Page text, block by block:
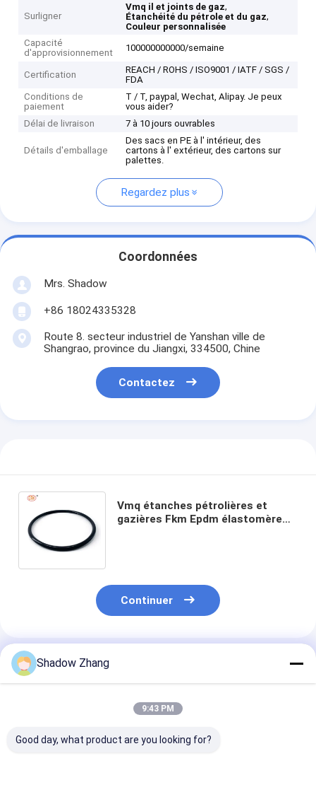
Surligner
Vmq il et joints de gaz,
Étanchéité du pétrole et du gaz,
Couleur personnalisée
Capacité
d'approvisionnement
100000000000/semaine
Certification
REACH / ROHS / ISO9001 / IATF / SGS /
FDA
Conditions de
paiement
T / T, paypal, Wechat, Alipay. Je peux
vous aider?
Délai de livraison
7 à 10 jours ouvrables
Détails d'emballage
Des sacs en PE à l' intérieur, des
cartons à l' extérieur, des cartons sur
palettes.
Regardez plus
Coordonnées
Mrs. Shadow
+86 18024335328
Route 8. secteur industriel de Yanshan ville de
Shangrao, province du Jiangxi, 334500, Chine
Contactez
Vmq étanches pétrolières et
gazières Fkm Epdm élastomère
Continuer
Produits Recommandés
Shadow Zhang
9:43 PM
Good day, what product are you looking for?